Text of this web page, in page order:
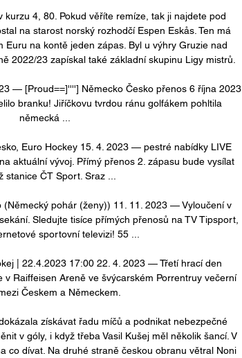
kurzu 4, 80. Pokud věříte remíze, tak ji najdete pod
na starost norský rozhodčí Espen Eskås. Ten má
Euru na kontě jeden zápas. Byl u výhry Gruzie nad
2022/23 zapískal také základní skupinu Ligy mistrů.
— [Proud==]''''] Německo Česko přenos 6 října 2023
branku! Jiříčkovu tvrdou ránu golfákem pohltila
německá ...
Euro Hockey 15. 4. 2023 — pestré nabídky LIVE
aktuální vývoj. Přímý přenos 2. zápasu bude vysílat
stanice ČT Sport. Sraz ...
(Německý pohár (ženy)) 11. 11. 2023 — Vyloučení v
Sledujte tisíce přímých přenosů na TV Tipsport,
sportovní televizi! 55 ...
| 22.4.2023 17:00 22. 4. 2023 — Třetí hrací den
Raiffeisen Areně ve švýcarském Porrentruy večerní
Českem a Německem.
získávat řadu míčů a podnikat nebezpečné
v góly, i když třeba Vasil Kušej měl několik šancí. V
co dívat. Na druhé straně českou obranu větral Noni